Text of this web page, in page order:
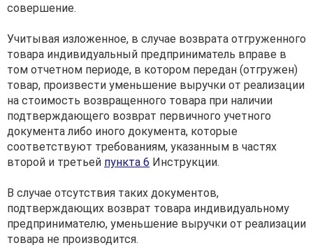
совершение.
Учитывая изложенное, в случае возврата отгруженного
товара индивидуальный предприниматель вправе в
том отчетном периоде, в котором передан (отгружен)
товар, произвести уменьшение выручки от реализации
на стоимость возвращенного товара при наличии
подтверждающего возврат первичного учетного
документа либо иного документа, которые
соответствуют требованиям, указанным в частях
второй и третьей пункта 6 Инструкции.
В случае отсутствия таких документов,
подтверждающих возврат товара индивидуальному
предпринимателю, уменьшение выручки от реализации
товара не производится.